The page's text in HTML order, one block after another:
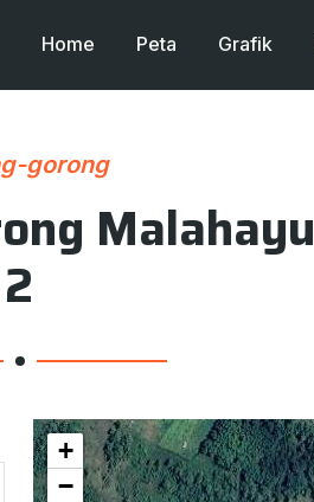
Home Peta Grafik
gorong
Malahayu
2
+
−